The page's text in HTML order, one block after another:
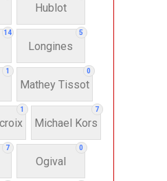
Hublot
14 5
Longines
1 0
Mathey Tissot
1 7
Michael Kors
7 0
Ogival